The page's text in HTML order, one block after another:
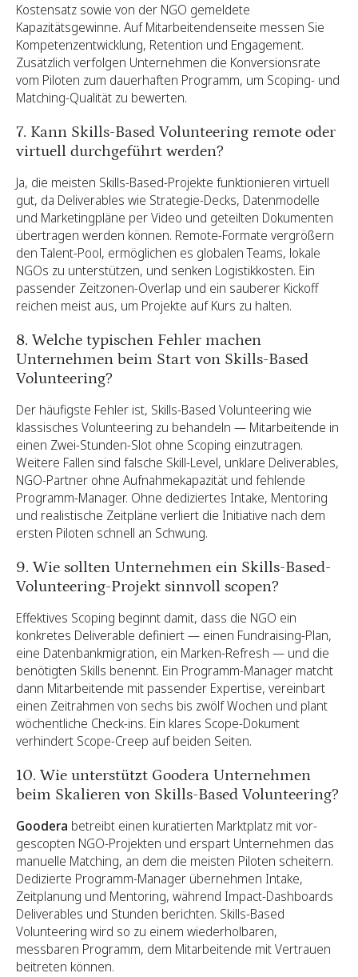
Kostensatz sowie von der NGO gemeldete
Kapazitätsgewinne. Auf Mitarbeitendenseite messen Sie
Kompetenzentwicklung, Retention und Engagement.
Zusätzlich verfolgen Unternehmen die Konversionsrate
vom Piloten zum dauerhaften Programm, um Scoping- und
Matching-Qualität zu bewerten.
7. Kann Skills-Based Volunteering remote oder
virtuell durchgeführt werden?
Ja, die meisten Skills-Based-Projekte funktionieren virtuell
gut, da Deliverables wie Strategie-Decks, Datenmodelle
und Marketingpläne per Video und geteilten Dokumenten
übertragen werden können. Remote-Formate vergrößern
den Talent-Pool, ermöglichen es globalen Teams, lokale
NGOs zu unterstützen, und senken Logistikkosten. Ein
passender Zeitzonen-Overlap und ein sauberer Kickoff
reichen meist aus, um Projekte auf Kurs zu halten.
8. Welche typischen Fehler machen
Unternehmen beim Start von Skills-Based
Volunteering?
Der häufigste Fehler ist, Skills-Based Volunteering wie
klassisches Volunteering zu behandeln — Mitarbeitende in
einen Zwei-Stunden-Slot ohne Scoping einzutragen.
Weitere Fallen sind falsche Skill-Level, unklare Deliverables,
NGO-Partner ohne Aufnahmekapazität und fehlende
Programm-Manager. Ohne dediziertes Intake, Mentoring
und realistische Zeitpläne verliert die Initiative nach dem
ersten Piloten schnell an Schwung.
9. Wie sollten Unternehmen ein Skills-Based-
Volunteering-Projekt sinnvoll scopen?
Effektives Scoping beginnt damit, dass die NGO ein
konkretes Deliverable definiert — einen Fundraising-Plan,
eine Datenbankmigration, ein Marken-Refresh — und die
benötigten Skills benennt. Ein Programm-Manager matcht
dann Mitarbeitende mit passender Expertise, vereinbart
einen Zeitrahmen von sechs bis zwölf Wochen und plant
wöchentliche Check-ins. Ein klares Scope-Dokument
verhindert Scope-Creep auf beiden Seiten.
10. Wie unterstützt Goodera Unternehmen
beim Skalieren von Skills-Based Volunteering?
Goodera betreibt einen kuratierten Marktplatz mit vor-
gescopten NGO-Projekten und erspart Unternehmen das
manuelle Matching, an dem die meisten Piloten scheitern.
Dedizierte Programm-Manager übernehmen Intake,
Zeitplanung und Mentoring, während Impact-Dashboards
Deliverables und Stunden berichten. Skills-Based
Volunteering wird so zu einem wiederholbaren,
messbaren Programm, dem Mitarbeitende mit Vertrauen
beitreten können.